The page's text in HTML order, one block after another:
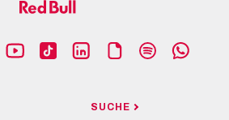
SUCHE